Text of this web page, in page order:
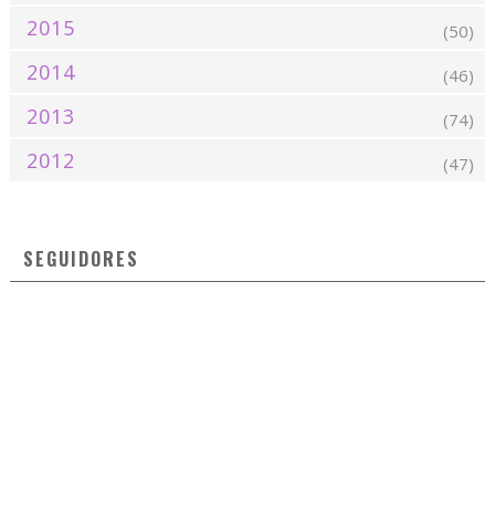
2015 (50)
2014 (46)
2013 (74)
2012 (47)
SEGUIDORES